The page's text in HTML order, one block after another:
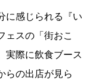
に感じられる『い
ェスの「街おこ
実際に飲食ブース
らの出店が見ら